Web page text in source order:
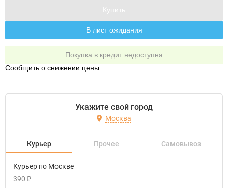
Купить
В лист ожидания
Покупка в кредит недоступна
Сообщить о снижении цены
Укажите свой город
Москва
Курьер Прочее Самовывоз
Курьер по Москве
390 ₽